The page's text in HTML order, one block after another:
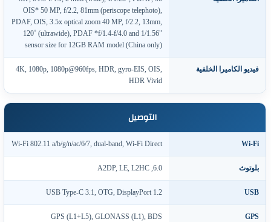
OIS* 50 MP, f/2.2, 81mm (periscope telephoto),
PDAF, OIS, 3.5x optical zoom 40 MP, f/2.2, 13mm,
120˚ (ultrawide), PDAF *f/1.4-f/4.0 and 1/1.56"
sensor size for 12GB RAM model (China only)
الكاميرا الخلفية
4K, 1080p, 1080p@960fps, HDR, gyro-EIS, OIS,
HDR Vivid
التوصيل
Wi-
Wi-Fi 802.11 a/b/g/n/ac/6/7, dual-band, Wi-Fi Direct
USB Type-C 3.1, OTG, DisplayPort 1.2
GPS (L1+L5), GLONASS (L1), BDS